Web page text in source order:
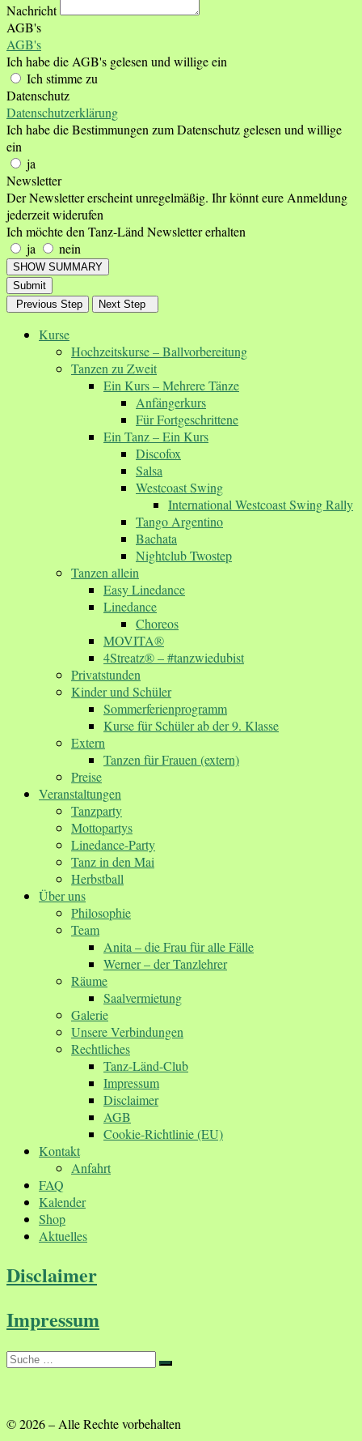
Nachricht
AGB's
AGB's
Ich habe die AGB's gelesen und willige ein
Ich stimme zu
Datenschutz
Datenschutzerklärung
Ich habe die Bestimmungen zum Datenschutz gelesen und willige
ein
ja
Newsletter
Der Newsletter erscheint unregelmäßig. Ihr könnt eure Anmeldung
jederzeit widerufen
Ich möchte den Tanz-Länd Newsletter erhalten
ja
nein
SHOW SUMMARY
Submit
Previous Step
Next Step
Kurse
Hochzeitskurse – Ballvorbereitung
Tanzen zu Zweit
Ein Kurs – Mehrere Tänze
Anfängerkurs
Für Fortgeschrittene
Ein Tanz – Ein Kurs
Discofox
Salsa
Westcoast Swing
International Westcoast Swing Rally
Tango Argentino
Bachata
Nightclub Twostep
Tanzen allein
Easy Linedance
Linedance
Choreos
MOVITA®
4Streatz® – #tanzwiedubist
Privatstunden
Kinder und Schüler
Sommerferienprogramm
Kurse für Schüler ab der 9. Klasse
Extern
Tanzen für Frauen (extern)
Preise
Veranstaltungen
Tanzparty
Mottopartys
Linedance-Party
Tanz in den Mai
Herbstball
Über uns
Philosophie
Team
Anita – die Frau für alle Fälle
Werner – der Tanzlehrer
Räume
Saalvermietung
Galerie
Unsere Verbindungen
Rechtliches
Tanz-Länd-Club
Impressum
Disclaimer
AGB
Cookie-Richtlinie (EU)
Kontakt
Anfahrt
FAQ
Kalender
Shop
Aktuelles
Disclaimer
Impressum
Suche
Suche
© 2026– Alle Rechte vorbehalten